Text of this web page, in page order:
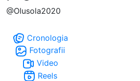
@Olusola2020
Cronologia
Fotografii
Video
Reels